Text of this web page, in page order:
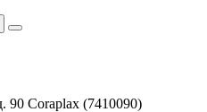
90 Coraplax (7410090)